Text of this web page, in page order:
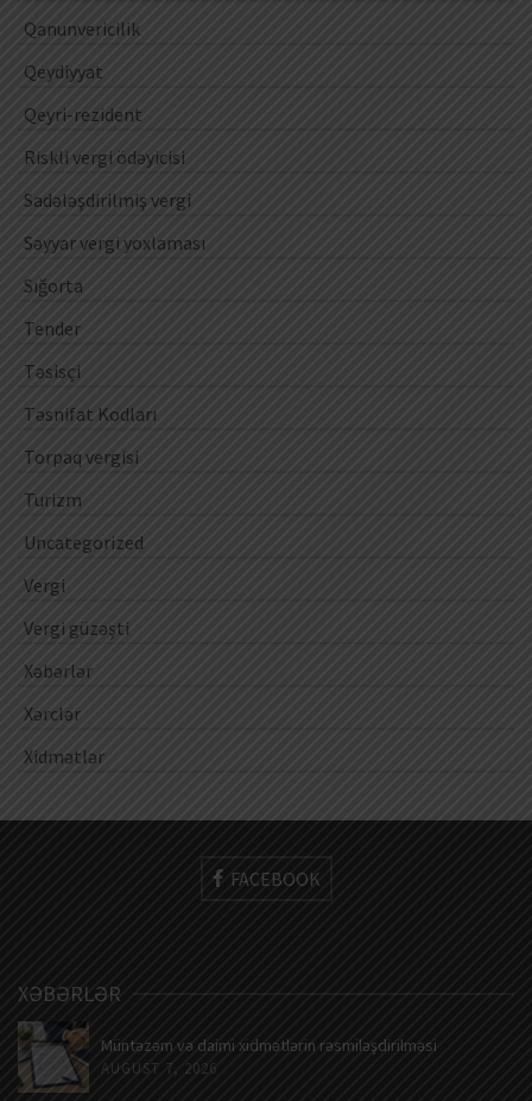
Qanunvericilik
Qeydiyyat
Qeyri-rezident
Riskli vergi ödəyicisi
Sadələşdirilmiş vergi
Səyyar vergi yoxlaması
Sığorta
Tender
Təsisçi
Təsnifat Kodları
Torpaq vergisi
Turizm
Uncategorized
Vergi
Vergi güzəşti
Xəbərlər
Xərclər
Xidmətlər
FACEBOOK
XƏBƏRLƏR
Müntəzəm və daimi xidmətlərin rəsmiləşdirilməsi
AUGUST 7, 2026